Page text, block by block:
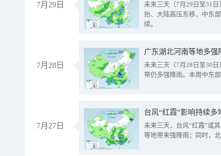
7月29日
未来三天（7月29日至31
抬、大陆高压东移，中东
续。
7月28日
广东湖北河南等地多
未来三天（7月28日至30
带仍多强降雨。本周中东
7月27日
台风“红霞”影响持续
未来三天，台风“红霞”或
等地带来强降雨；同时，